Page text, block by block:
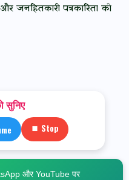
जनहितकारी पत्रकारिता को
सुनिए
⏹ Stop
और YouTube पर